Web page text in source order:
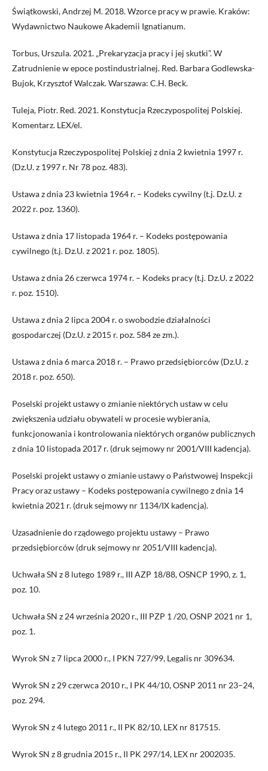
Świątkowski, Andrzej M. 2018. Wzorce pracy w prawie. Kraków:
Wydawnictwo Naukowe Akademii Ignatianum.
Torbus, Urszula. 2021. „Prekaryzacja pracy i jej skutki”. W
Zatrudnienie w epoce postindustrialnej. Red. Barbara Godlewska-
Bujok, Krzysztof Walczak. Warszawa: C.H. Beck.
Tuleja, Piotr. Red. 2021. Konstytucja Rzeczypospolitej Polskiej.
Komentarz. LEX/el.
Konstytucja Rzeczypospolitej Polskiej z dnia 2 kwietnia 1997 r.
(Dz.U. z 1997 r. Nr 78 poz. 483).
Ustawa z dnia 23 kwietnia 1964 r. – Kodeks cywilny (t.j. Dz.U. z
2022 r. poz. 1360).
Ustawa z dnia 17 listopada 1964 r. – Kodeks postępowania
cywilnego (t.j. Dz.U. z 2021 r. poz. 1805).
Ustawa z dnia 26 czerwca 1974 r. – Kodeks pracy (t.j. Dz.U. z 2022
r. poz. 1510).
Ustawa z dnia 2 lipca 2004 r. o swobodzie działalności
gospodarczej (Dz.U. z 2015 r. poz. 584 ze zm.).
Ustawa z dnia 6 marca 2018 r. – Prawo przedsiębiorców (Dz.U. z
2018 r. poz. 650).
Poselski projekt ustawy o zmianie niektórych ustaw w celu
zwiększenia udziału obywateli w procesie wybierania,
funkcjonowania i kontrolowania niektórych organów publicznych
z dnia 10 listopada 2017 r. (druk sejmowy nr 2001/VIII kadencja).
Poselski projekt ustawy o zmianie ustawy o Państwowej Inspekcji
Pracy oraz ustawy – Kodeks postępowania cywilnego z dnia 14
kwietnia 2021 r. (druk sejmowy nr 1134/IX kadencja).
Uzasadnienie do rządowego projektu ustawy – Prawo
przedsiębiorców (druk sejmowy nr 2051/VIII kadencja).
Uchwała SN z 8 lutego 1989 r., III AZP 18/88, OSNCP 1990, z. 1,
poz. 10.
Uchwała SN z 24 września 2020 r., III PZP 1 /20, OSNP 2021 nr 1,
poz. 1.
Wyrok SN z 7 lipca 2000 r., I PKN 727/99, Legalis nr 309634.
Wyrok SN z 29 czerwca 2010 r., I PK 44/10, OSNP 2011 nr 23–24,
poz. 294.
Wyrok SN z 4 lutego 2011 r., II PK 82/10, LEX nr 817515.
Wyrok SN z 8 grudnia 2015 r., II PK 297/14, LEX nr 2002035.